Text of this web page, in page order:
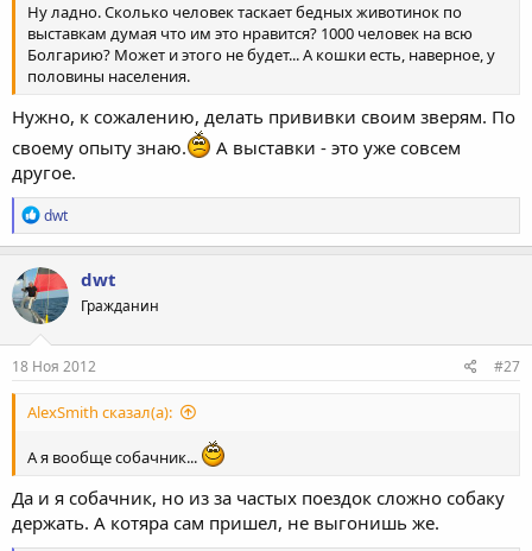
Ну ладно. Сколько человек таскает бедных животинок по
выставкам думая что им это нравится? 1000 человек на всю
Болгарию? Может и этого не будет... А кошки есть, наверное, у
половины населения.
Нужно, к сожалению, делать прививки своим зверям. По
своему опыту знаю.
А выставки - это уже совсем
другое.
Р
е
а
к
ц
и
и
:
dwt
dwt
Гражданин
18 Ноя 2012 #27
AlexSmith сказал(а):
А я вообще собачник...
Да и я собачник, но из за частых поездок сложно собаку
держать. А котяра сам пришел, не выгонишь же.